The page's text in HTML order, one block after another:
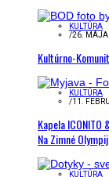
KULTÚRA
/26.
Kultúrno-
KULTÚRA
/11.
Kapela ICONITO
Na Zimné
KULTÚRA